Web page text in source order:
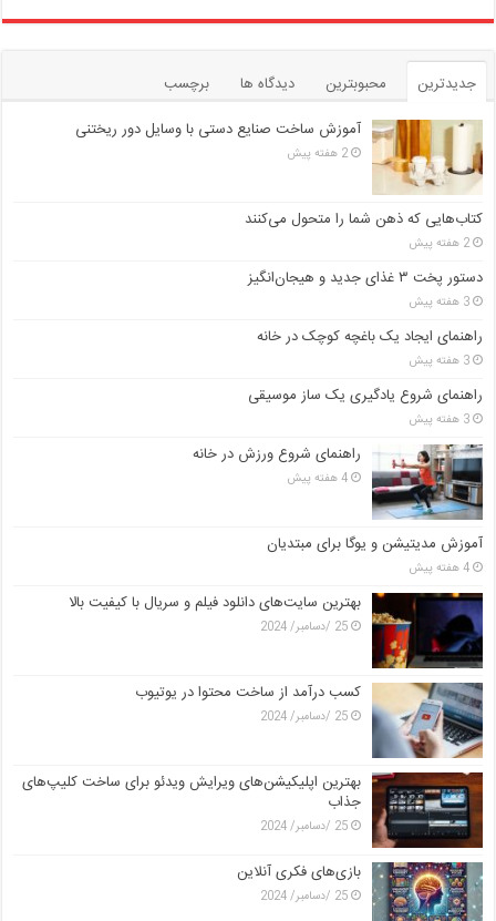
جدیدترین محبوبترین دیدگاه ها
برچسب
آموزش ساخت صنایع دستی با وسایل دور ریختنی
2 هفته پیش
کتاب‌هایی که ذهن شما را متحول می‌کنند
2 هفته پیش
دستور پخت ۳ غذای جدید و هیجان‌انگیز
3 هفته پیش
راهنمای ایجاد یک باغچه کوچک در خانه
3 هفته پیش
راهنمای شروع یادگیری یک ساز موسیقی
3 هفته پیش
راهنمای شروع ورزش در خانه
4 هفته پیش
آموزش مدیتیشن و یوگا برای مبتدیان
4 هفته پیش
بهترین سایت‌های دانلود فیلم و سریال با کیفیت بالا
25 /دسامبر/ 2024
کسب درآمد از ساخت محتوا در یوتیوب
25 /دسامبر/ 2024
بهترین اپلیکیشن‌های ویرایش ویدئو برای ساخت کلیپ‌های
جذاب
25 /دسامبر/ 2024
بازی‌های فکری آنلاین
25 /دسامبر/ 2024